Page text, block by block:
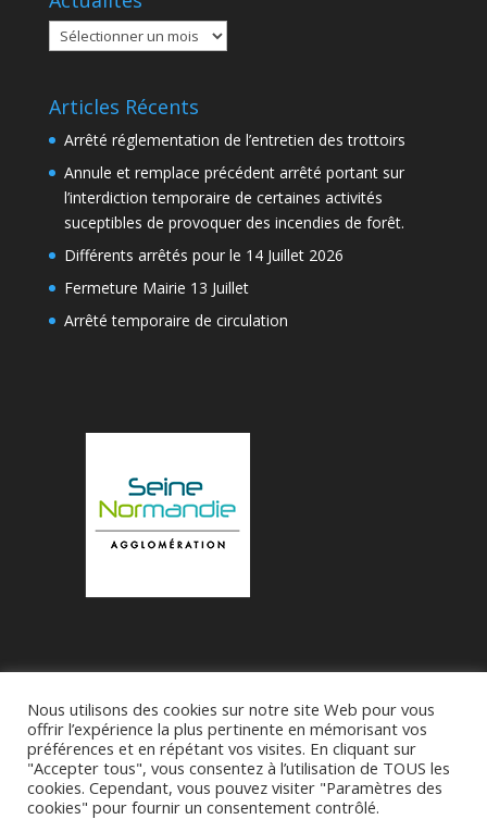
Actualités
Articles Récents
Arrêté réglementation de l’entretien des trottoirs
Annule et remplace précédent arrêté portant sur
l’interdiction temporaire de certaines activités
suceptibles de provoquer des incendies de forêt.
Différents arrêtés pour le 14 Juillet 2026
Fermeture Mairie 13 Juillet
Arrêté temporaire de circulation
Accueil Municipalité
Le Village de Bueil
Associations
Nous utilisons des cookies sur notre site Web pour vous
offrir l’expérience la plus pertinente en mémorisant vos
préférences et en répétant vos visites. En cliquant sur
"Accepter tous", vous consentez à l’utilisation de TOUS les
cookies. Cependant, vous pouvez visiter "Paramètres des
cookies" pour fournir un consentement contrôlé.